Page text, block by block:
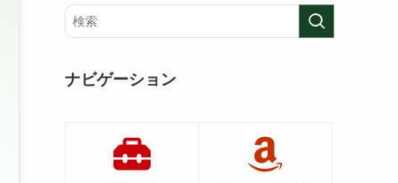
ナビゲーション